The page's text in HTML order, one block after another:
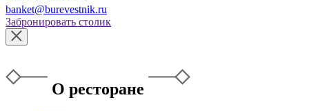
banket@burevestnik.ru
Забронировать столик
О ресторане